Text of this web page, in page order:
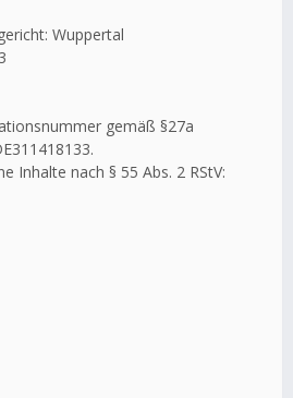
Wuppertal
gemäß §27a
Inhalte nach § 55 Abs. 2 RStV: